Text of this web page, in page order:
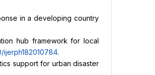
in a developing country
hub framework for local
ijerph182010784.
support for urban disaster